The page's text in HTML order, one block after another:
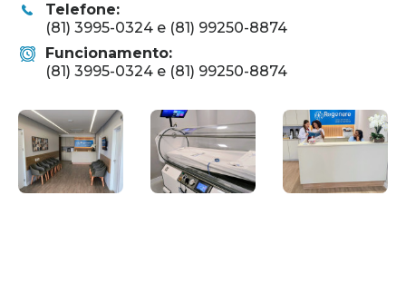
Telefone:
(81) 3995-0324 e (81) 99250-8874
Funcionamento:
(81) 3995-0324 e (81) 99250-8874